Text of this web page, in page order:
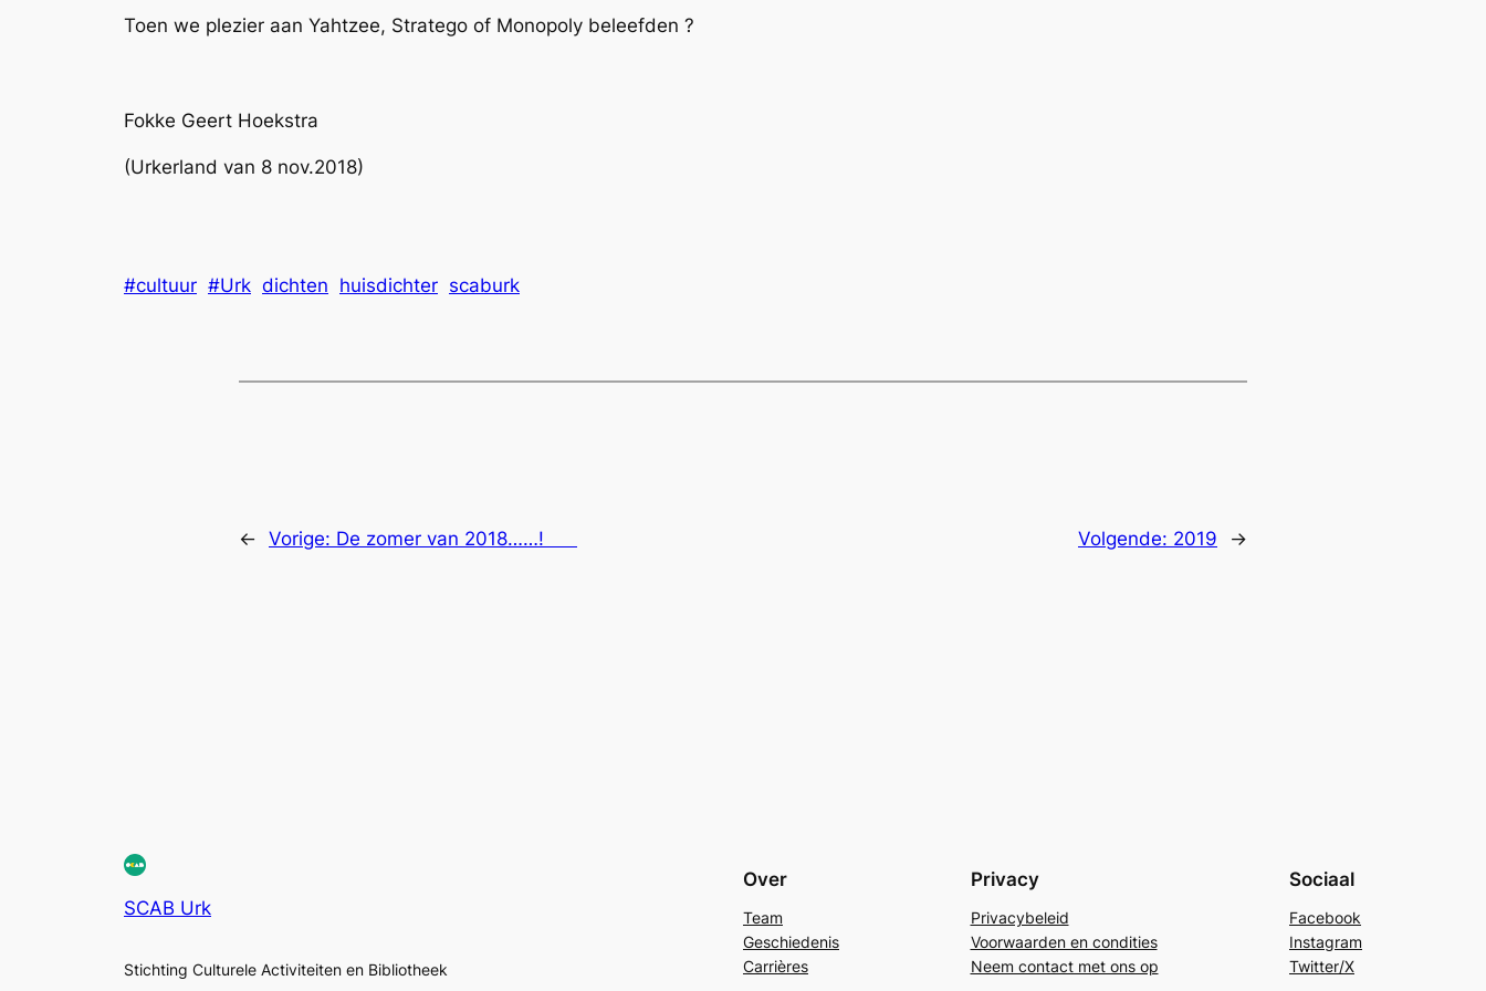
Toen we plezier aan Yahtzee, Stratego of Monopoly beleefden ?
Fokke Geert Hoekstra
(Urkerland van 8 nov.2018)
#cultuur #Urk dichten huisdichter scaburk
← Vorige: De zomer van 2018……! Volgende: 2019 →
SCAB Urk
Stichting Culturele Activiteiten en Bibliotheek
Over
Team
Geschiedenis
Carrières
Privacy
Privacybeleid
Voorwaarden en condities
Neem contact met ons op
Sociaal
Facebook
Instagram
Twitter/X